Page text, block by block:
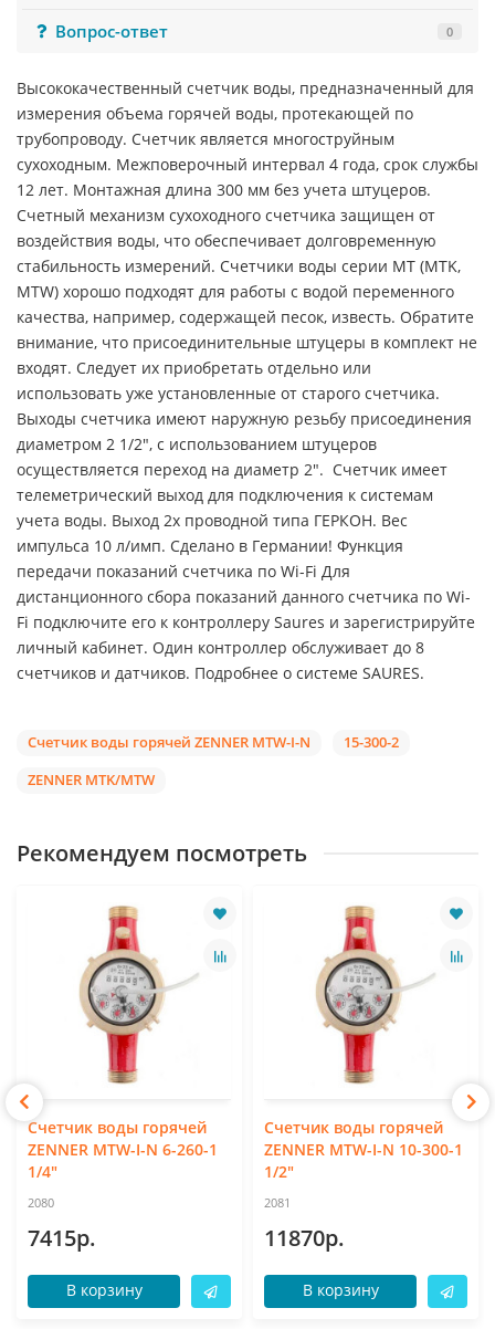
Вопрос-ответ
0
Высококачественный счетчик воды, предназначенный для
измерения объема горячей воды, протекающей по
трубопроводу. Счетчик является многоструйным
сухоходным. Межповерочный интервал 4 года, срок службы
12 лет. Монтажная длина 300 мм без учета штуцеров.
Счетный механизм сухоходного счетчика защищен от
воздействия воды, что обеспечивает долговременную
стабильность измерений. Счетчики воды серии MT (MTK,
MTW) хорошо подходят для работы с водой переменного
качества, например, содержащей песок, известь. Обратите
внимание, что присоединительные штуцеры в комплект не
входят. Следует их приобретать отдельно или
использовать уже установленные от старого счетчика.
Выходы счетчика имеют наружную резьбу присоединения
диаметром 2 1/2", с использованием штуцеров
осуществляется переход на диаметр 2". Счетчик имеет
телеметрический выход для подключения к системам
учета воды. Выход 2х проводной типа ГЕРКОН. Вес
импульса 10 л/имп. Сделано в Германии! Функция
передачи показаний счетчика по Wi-Fi Для
дистанционного сбора показаний данного счетчика по Wi-
Fi подключите его к контроллеру Saures и зарегистрируйте
личный кабинет. Один контроллер обслуживает до 8
счетчиков и датчиков. Подробнее о системе SAURES.
Счетчик воды горячей ZENNER MTW-I-N
15-300-2
ZENNER MTK/MTW
Рекомендуем посмотреть
Счетчик воды горячей
ZENNER MTW-I-N 6-260-1
1/4"
2080
7415р.
В корзину
Счетчик воды горячей
ZENNER MTW-I-N 10-300-1
1/2"
2081
11870р.
В корзину